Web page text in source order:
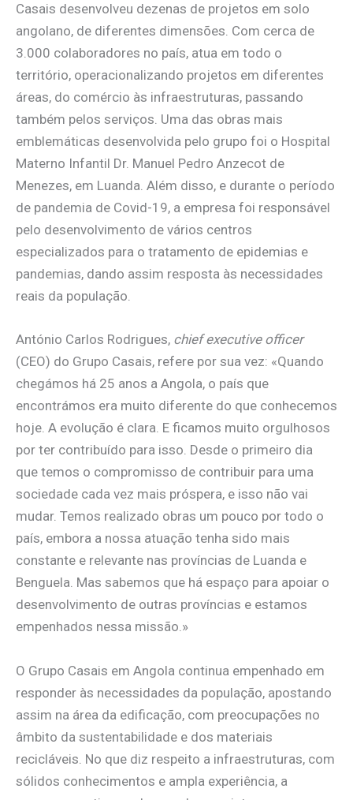
Casais desenvolveu dezenas de projetos em solo
angolano, de diferentes dimensões. Com cerca de
3.000 colaboradores no país, atua em todo o
território, operacionalizando projetos em diferentes
áreas, do comércio às infraestruturas, passando
também pelos serviços. Uma das obras mais
emblemáticas desenvolvida pelo grupo foi o Hospital
Materno Infantil Dr. Manuel Pedro Anzecot de
Menezes, em Luanda. Além disso, e durante o período
de pandemia de Covid-19, a empresa foi responsável
pelo desenvolvimento de vários centros
especializados para o tratamento de epidemias e
pandemias, dando assim resposta às necessidades
reais da população.
António Carlos Rodrigues, chief executive officer
(CEO) do Grupo Casais, refere por sua vez: «Quando
chegámos há 25 anos a Angola, o país que
encontrámos era muito diferente do que conhecemos
hoje. A evolução é clara. E ficamos muito orgulhosos
por ter contribuído para isso. Desde o primeiro dia
que temos o compromisso de contribuir para uma
sociedade cada vez mais próspera, e isso não vai
mudar. Temos realizado obras um pouco por todo o
país, embora a nossa atuação tenha sido mais
constante e relevante nas províncias de Luanda e
Benguela. Mas sabemos que há espaço para apoiar o
desenvolvimento de outras províncias e estamos
empenhados nessa missão.»
O Grupo Casais em Angola continua empenhado em
responder às necessidades da população, apostando
assim na área da edificação, com preocupações no
âmbito da sustentabilidade e dos materiais
recicláveis. No que diz respeito a infraestruturas, com
sólidos conhecimentos e ampla experiência, a